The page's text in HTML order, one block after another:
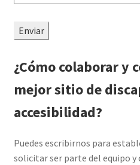
¿Cómo colaborar y
mejor sitio de
accesibilidad?
Puedes escribirnos para
solicitar ser parte del equipo